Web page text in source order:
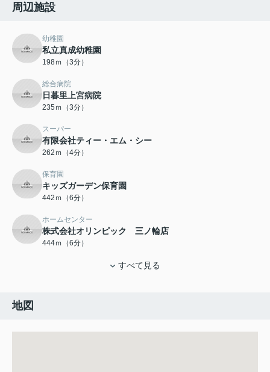
周辺施設
幼稚園
私立真成幼稚園
198ｍ（3分）
総合病院
日暮里上宮病院
235ｍ（3分）
スーパー
有限会社ティー・エム・シー
262ｍ（4分）
保育園
キッズガーデン保育園
442ｍ（6分）
ホームセンター
株式会社オリンピック 三ノ輪店
444ｍ（6分）
すべて見る
地図